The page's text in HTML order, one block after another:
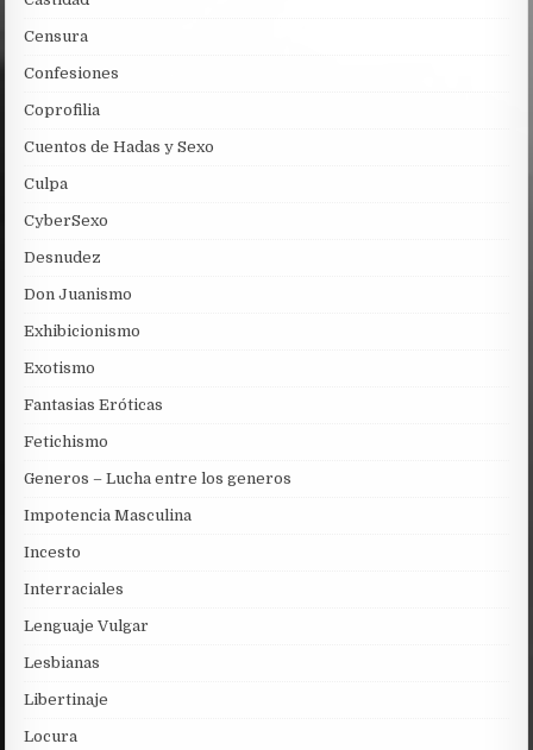
Censura
Confesiones
Coprofilia
Cuentos de Hadas y Sexo
Culpa
CyberSexo
Desnudez
Don Juanismo
Exhibicionismo
Exotismo
Fantasias Eróticas
Fetichismo
Generos – Lucha entre los generos
Impotencia Masculina
Incesto
Interraciales
Lenguaje Vulgar
Lesbianas
Libertinaje
Locura